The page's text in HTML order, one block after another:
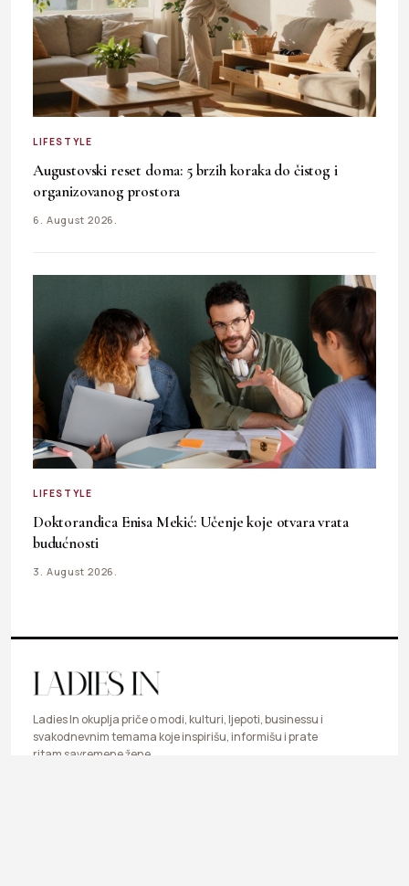
LIFESTYLE
Augustovski reset doma: 5 brzih koraka do čistog i
organizovanog prostora
6. August 2026.
LIFESTYLE
Doktorandica Enisa Mekić: Učenje koje otvara vrata
budućnosti
3. August 2026.
Ladies In okuplja priče o modi, kulturi, ljepoti, businessu i
svakodnevnim temama koje inspirišu, informišu i prate
ritam savremene žene.